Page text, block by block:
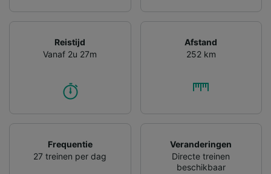
Reistijd
Vanaf 2u 27m
Afstand
252 km
Frequentie
27 treinen per dag
Veranderingen
Directe treinen
beschikbaar